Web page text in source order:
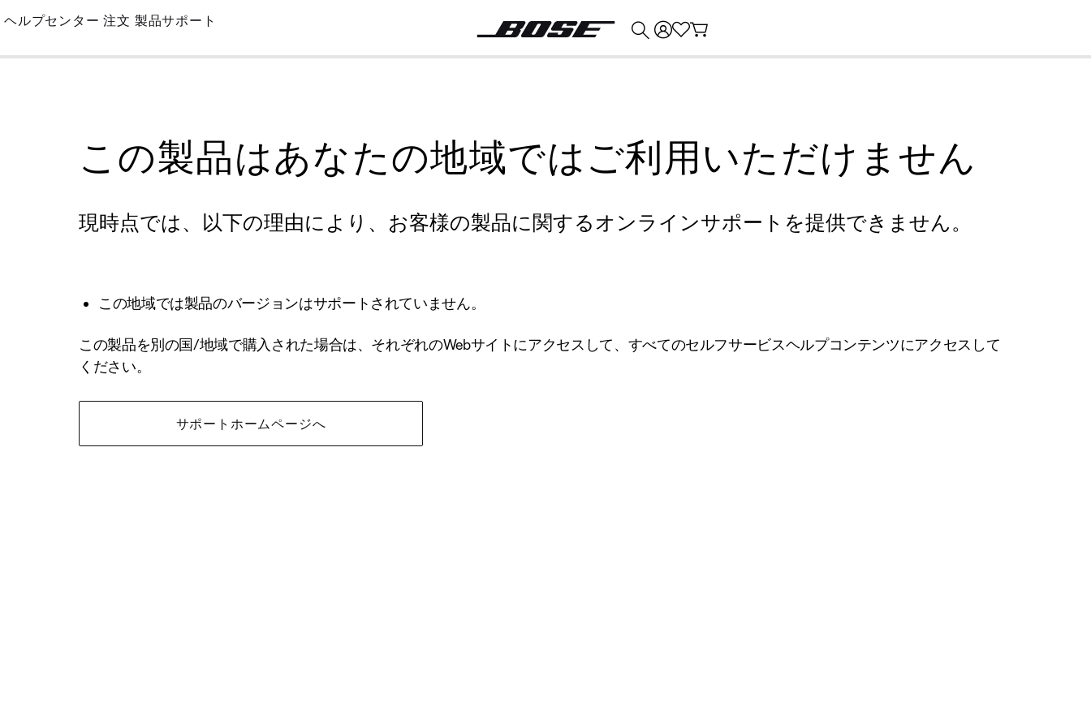
Skip
Main
ヘルプセンター 注文 製品サポート
この製品はあなたの地域ではご利用いただけません
現時点では、以下の理由により、お客様の製品に関するオンラインサポートを提供できません。
この地域では製品のバージョンはサポートされていません。
この製品を別の国/地域で購入された場合は、それぞれのWebサイトにアクセスして、すべてのセルフサービスヘルプコンテンツにアクセスして
ください。
サポートホームページへ